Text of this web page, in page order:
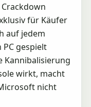
für Käufer
auf jedem
gespielt
Kannibalisierung
wirkt, macht
nicht